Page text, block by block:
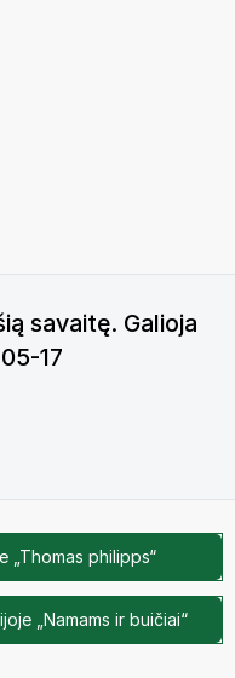
savaitę. Galioja
17
„Thomas philipps“
„Namams ir buičiai“